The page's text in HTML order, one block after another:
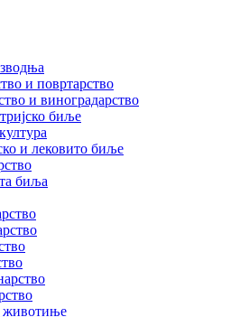
и повртарство
и виноградарство
биље
и лековито биље
биља
животиње